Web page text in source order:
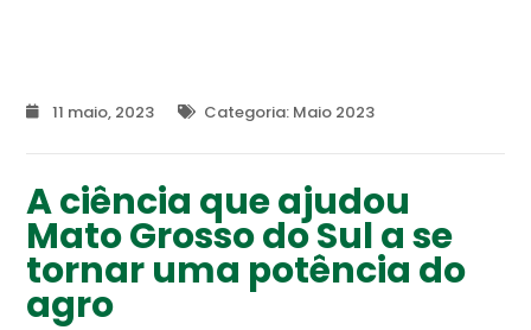
11 maio, 2023 Categoria: Maio 2023
A ciência que ajudou
Mato Grosso do Sul a se
tornar uma potência do
agro